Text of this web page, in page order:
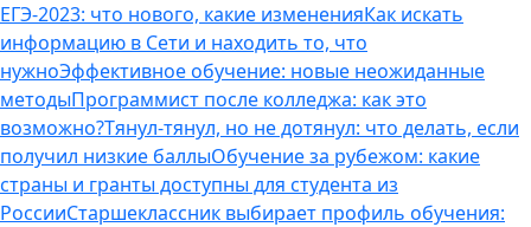
ЕГЭ-2023: что нового, какие измененияКак искать
информацию в Сети и находить то, что
нужноЭффективное обучение: новые неожиданные
методыПрограммист после колледжа: как это
возможно?Тянул-тянул, но не дотянул: что делать, если
получил низкие баллыОбучение за рубежом: какие
страны и гранты доступны для студента из
РоссииСтаршеклассник выбирает профиль обучения: